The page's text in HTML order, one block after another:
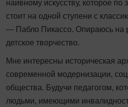
наивному искусству, которое по
стоит на одной ступени с
— Пабло Пикассо. Опираюсь на
детское творчество.
Мне интересны историческая
современной модернизации,
общества. Будучи педагогом,
людьми, имеющими